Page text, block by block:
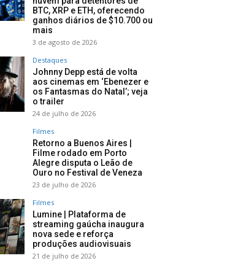
BTC, XRP e ETH, oferecendo
ganhos diários de $10.700 ou
mais
3 de agosto de 2026
Destaques
Johnny Depp está de volta
aos cinemas em ‘Ebenezer e
os Fantasmas do Natal’; veja
o trailer
24 de julho de 2026
Filmes
Retorno a Buenos Aires |
Filme rodado em Porto
Alegre disputa o Leão de
Ouro no Festival de Veneza
23 de julho de 2026
Filmes
Lumine | Plataforma de
streaming gaúcha inaugura
nova sede e reforça
produções audiovisuais
21 de julho de 2026